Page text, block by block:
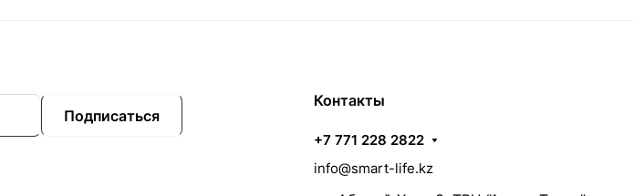
Подписаться
Контакты
+7 771 228 2822
info@smart-life.kz